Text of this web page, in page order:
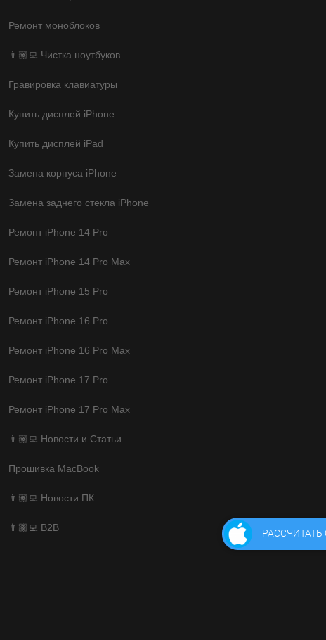
Ремонт моноблоков
👨🏽‍💻 Чистка ноутбуков
Гравировка клавиатуры
Купить дисплей iPhone
Купить дисплей iPad
Замена корпуса iPhone
Замена заднего стекла iPhone
Ремонт iPhone 14 Pro
Ремонт iPhone 14 Pro Max
Ремонт iPhone 15 Pro
Ремонт iPhone 16 Pro
Ремонт iPhone 16 Pro Max
Ремонт iPhone 17 Pro
Ремонт iPhone 17 Pro Max
👨🏽‍💻 Новости и Статьи
Прошивка MacBook
👨🏽‍💻 Новости ПК
👨🏽‍💻 B2B